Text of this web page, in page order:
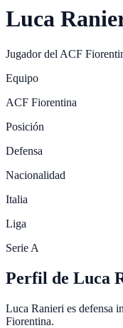
Luca
Jugador del ACF
Equipo
ACF Fiorentina
Posición
Defensa
Nacionalidad
Italia
Liga
Serie A
Perfil de Luca
Luca Ranieri es defensa
Fiorentina.